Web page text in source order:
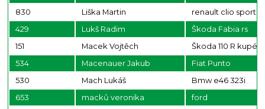
830
Liška Martin
renault clio sport
429
Lukš Radim
Škoda Fabia rs
151
Macek Vojtěch
Škoda 110 R kupé
534
Macenauer Jakub
Fiat Punto
530
Mach Lukáš
Bmw e46 323i
653
macků veronika
ford